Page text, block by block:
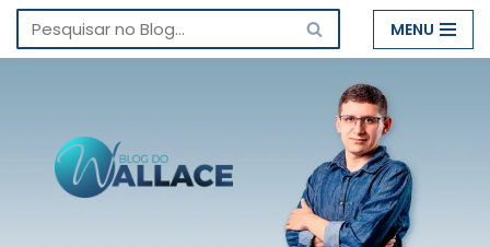
Pular
conteúdo
MENU